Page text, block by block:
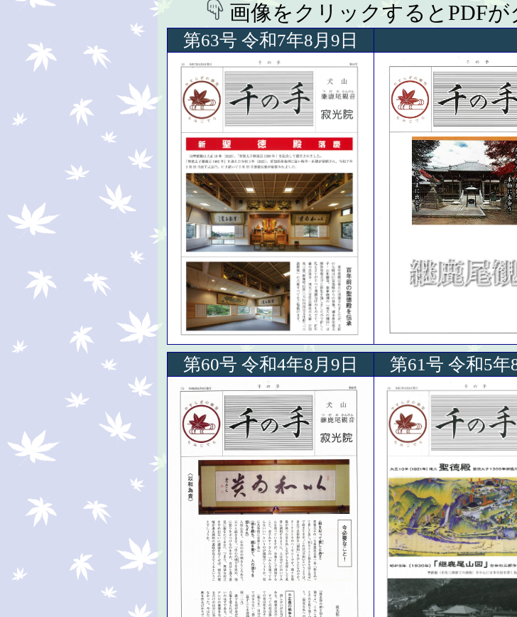
画像をクリックするとPDFが
第63号 令和7年8月9日
第60号 令和4年8月9日 第61号 令和5年